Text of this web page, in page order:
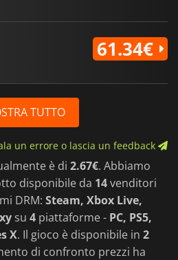
61.34€
TUTTO
un errore o lascia un feedback
è di 2.67€. Abbiamo
disponibile da 14venditori
DRM: Steam, Xbox Live,
su 4 piattaforme - PC, PS5,
X. Il gioco è disponibile in 2
di confronto prezzi ha